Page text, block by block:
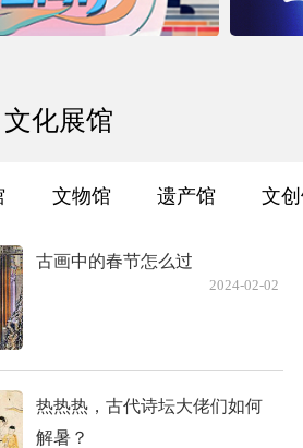
文化展馆
文物馆 遗产馆 文
古画中的春节怎么过
2024-02-02
热热热，古代诗坛大佬们如何
解暑？